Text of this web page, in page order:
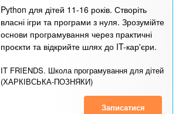
Python для дітей 11-16 років. Створіть
власні ігри та програми з нуля. Зрозумійте
основи програмування через практичні
проєкти та відкрийте шлях до IT-кар'єри.
IT FRIENDS. Школа програмування для дітей
(ХАРКІВСЬКА-ПОЗНЯКИ)
Записатися